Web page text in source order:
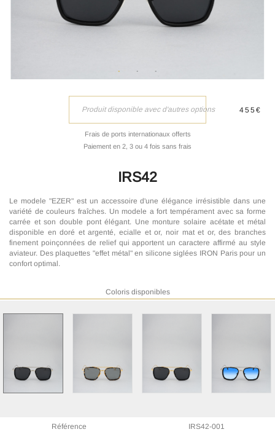
Produit disponible avec d'autres options
Frais de ports internationaux offerts
Paiement en 2, 3 ou 4 fois sans frais
455€
IRS42
Le modele "EZER" est un accessoire d'une élégance irrésistible dans une
variété de couleurs fraîches. Un modele a fort tempérament avec sa forme
carrée et son double pont élégant. Une monture solaire acétate et métal
disponible en doré et argenté, ecialle et or, noir mat et or, des branches
finement poinçonnées de relief qui apportent un caractere affirmé au style
aviateur. Des plaquettes "effet métal" en silicone siglées IRON Paris pour un
confort optimal.
Coloris disponibles
Référence IRS42-001